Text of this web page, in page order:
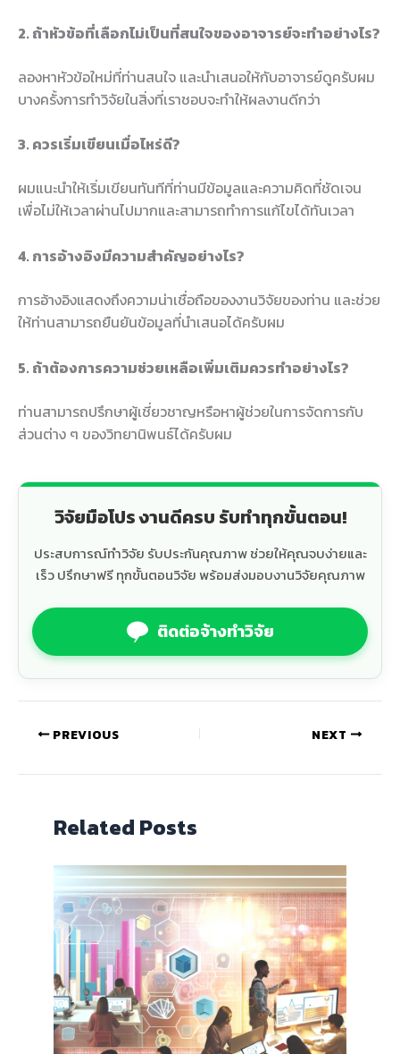
2. ถ้าหัวข้อที่เลือกไม่เป็นที่สนใจของอาจารย์จะทำอย่างไร?
ลองหาหัวข้อใหม่ที่ท่านสนใจ และนำเสนอให้กับอาจารย์ดูครับผม
บางครั้งการทำวิจัยในสิ่งที่เราชอบจะทำให้ผลงานดีกว่า
3. ควรเริ่มเขียนเมื่อไหร่ดี?
ผมแนะนำให้เริ่มเขียนทันทีที่ท่านมีข้อมูลและความคิดที่ชัดเจน
เพื่อไม่ให้เวลาผ่านไปมากและสามารถทำการแก้ไขได้ทันเวลา
4. การอ้างอิงมีความสำคัญอย่างไร?
การอ้างอิงแสดงถึงความน่าเชื่อถือของงานวิจัยของท่าน และช่วย
ให้ท่านสามารถยืนยันข้อมูลที่นำเสนอได้ครับผม
5. ถ้าต้องการความช่วยเหลือเพิ่มเติมควรทำอย่างไร?
ท่านสามารถปรึกษาผู้เชี่ยวชาญหรือหาผู้ช่วยในการจัดการกับ
ส่วนต่าง ๆ ของวิทยานิพนธ์ได้ครับผม
วิจัยมือโปร งานดีครบ รับทำทุกขั้นตอน!
ประสบการณ์ทำวิจัย รับประกันคุณภาพ ช่วยให้คุณจบง่ายและ
เร็ว ปรึกษาฟรี ทุกขั้นตอนวิจัย พร้อมส่งมอบงานวิจัยคุณภาพ
ติดต่อจ้างทำวิจัย
PREVIOUS NEXT
Related Posts